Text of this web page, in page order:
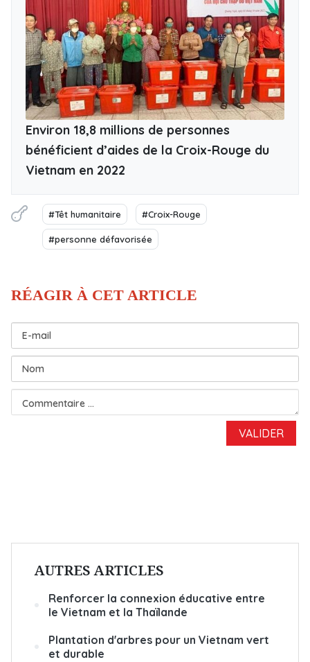
Environ 18,8 millions de personnes
bénéficient d’aides de la Croix-Rouge du
Vietnam en 2022
#Têt humanitaire #Croix-Rouge
#personne défavorisée
AUTRES ARTICLES
Renforcer la connexion éducative entre
le Vietnam et la Thaïlande
Plantation d'arbres pour un Vietnam vert
et durable